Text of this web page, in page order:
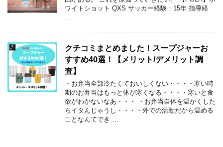
ワイトショット QXS サッカー経験：15年 指導経
…
クチコミまとめました！スープジャーお
すすめ40選！【メリット/デメリット調
査】
・お弁当全部冷たくておいしくない・・・・寒い時
期のお弁当はもっと体が寒くなる・・・・寒いと食
欲がわかないなあ・・・ ・お弁当自体を温かくした
らイタんじゃうし・・・・外での活動だから温める
ことなんてでき …